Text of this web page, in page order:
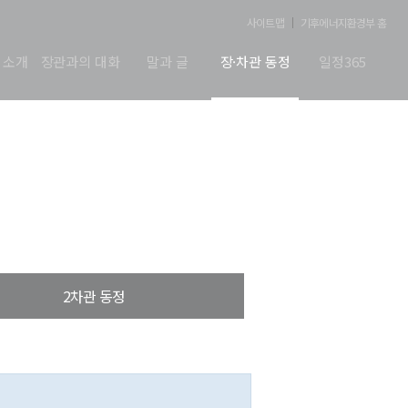
사이트맵 기후에너지환경부 홈
개 장관과의 대화 말과 글 장·차관 동정 일정365
2차관 동정